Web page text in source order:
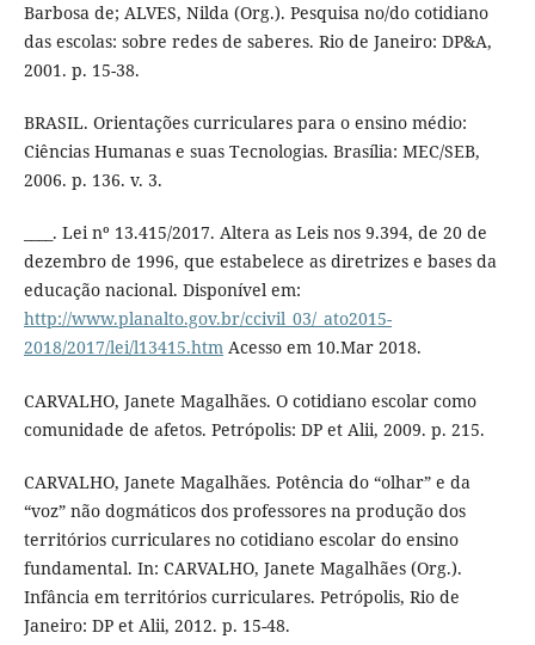
Barbosa de; ALVES, Nilda (Org.). Pesquisa no/do cotidiano
das escolas: sobre redes de saberes. Rio de Janeiro: DP&A,
2001. p. 15-38.
BRASIL. Orientações curriculares para o ensino médio:
Ciências Humanas e suas Tecnologias. Brasília: MEC/SEB,
2006. p. 136. v. 3.
____. Lei nº 13.415/2017. Altera as Leis nos 9.394, de 20 de
dezembro de 1996, que estabelece as diretrizes e bases da
educação nacional. Disponível em:
http://www.planalto.gov.br/ccivil_03/_ato2015-
2018/2017/lei/l13415.htmAcesso em 10.Mar 2018.
CARVALHO, Janete Magalhães. O cotidiano escolar como
comunidade de afetos. Petrópolis: DP et Alii, 2009. p. 215.
CARVALHO, Janete Magalhães. Potência do “olhar” e da
“voz” não dogmáticos dos professores na produção dos
territórios curriculares no cotidiano escolar do ensino
fundamental. In: CARVALHO, Janete Magalhães (Org.).
Infância em territórios curriculares. Petrópolis, Rio de
Janeiro: DP et Alii, 2012. p. 15-48.